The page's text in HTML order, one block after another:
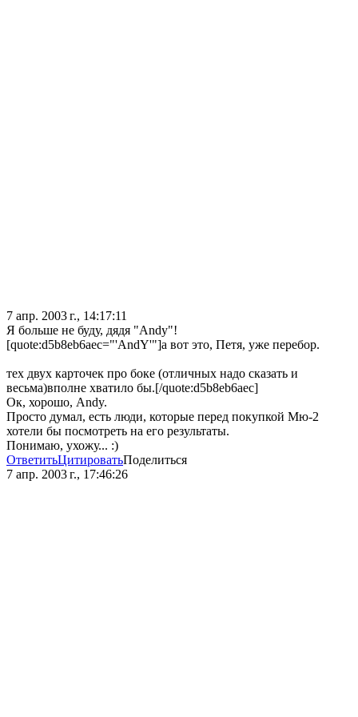
7 апр. 2003 г., 14:17:11
Я больше не буду, дядя "Andy"!
[quote:d5b8eb6aec="'AndY'"]а вот это, Петя, уже перебор.
тех двух карточек про боке (отличных надо сказать и
весьма)вполне хватило бы.[/quote:d5b8eb6aec]
Ок, хорошо, Andy.
Просто думал, есть люди, которые перед покупкой Мю-2
хотели бы посмотреть на его результаты.
Понимаю, ухожу... :)
ОтветитьЦитироватьПоделиться
7 апр. 2003 г., 17:46:26